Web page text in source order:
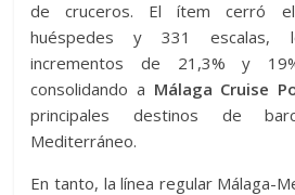
de cruceros. El ítem cerró
huéspedes y 331 escalas,
incrementos de 21,3% y
consolidando a Málaga Cruise
principales destinos de
Mediterráneo.
En tanto, la línea regular Málaga-